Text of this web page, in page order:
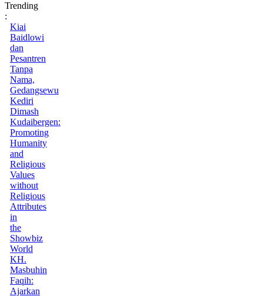
Trending
:
Kiai
Baidlowi
dan
Pesantren
Tanpa
Nama,
Gedangsewu
Kediri
Dimash
Kudaibergen:
Promoting
Humanity
and
Religious
Values
without
Religious
Attributes
in
the
Showbiz
World
KH.
Masbuhin
Faqih:
Ajarkan